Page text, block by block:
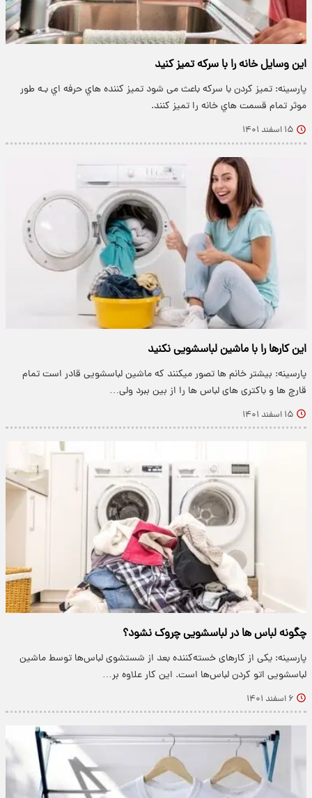
این وسایل خانه را با سرکه تمیز کنید
پارسینه: تمیز کردن با سرکه باعث می شود تمیز کننده هاي‌ حرفه اي بـه طور
موثر تمام قسمت هاي‌ خانه را تمیز کنند.
۱۵ اسفند ۱۴۰۱
این کارها را با ماشین لباسشویی نکنید
پارسینه: بیشتر خانم ها تصور میکنند که ماشین لباسشویی قادر است تمام
قارچ ها و باکتری های لباس ها را از بین ببرد ولی…
۱۵ اسفند ۱۴۰۱
چگونه لباس ها در لباسشویی چروک نشود؟
پارسینه: یکی از کارهای خسته‌کننده بعد از شستشوی لباس‌ها توسط ماشین
لباسشویی اتو کردن لباس‌ها است. این کار علاوه بر…
۶ اسفند ۱۴۰۱